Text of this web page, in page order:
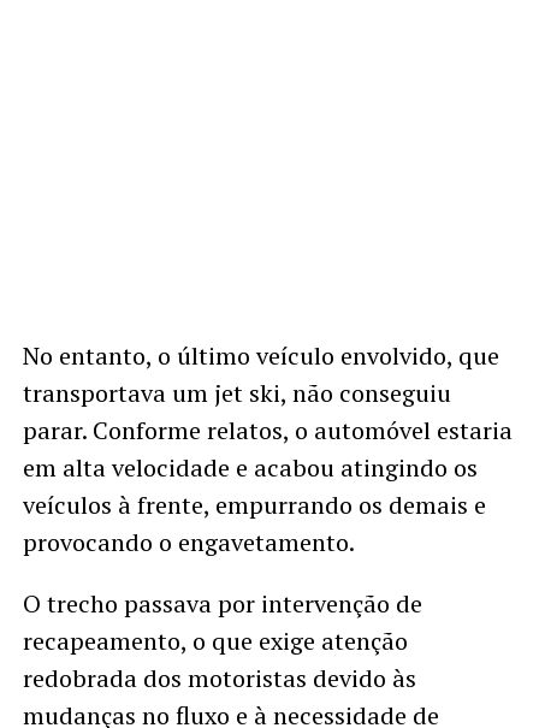
No entanto, o último veículo envolvido, que
transportava um jet ski, não conseguiu
parar. Conforme relatos, o automóvel estaria
em alta velocidade e acabou atingindo os
veículos à frente, empurrando os demais e
provocando o engavetamento.
O trecho passava por intervenção de
recapeamento, o que exige atenção
redobrada dos motoristas devido às
mudanças no fluxo e à necessidade de